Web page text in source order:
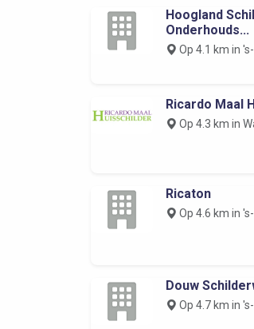
Hoogland
Onderhouds...
Op 4.1 km in
Ricardo Maal
Op 4.3 km in
Ricaton
Op 4.6 km in
Douw
Op 4.7 km in